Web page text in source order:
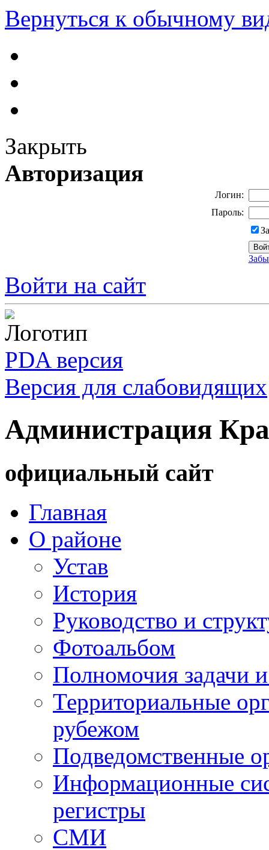
Вернуться к обычному
Закрыть
Авторизация
Логин:
Пароль:
Войти на сайт
PDA версия
Версия для слабовидящих
Администрация
официальный сайт
Главная
О районе
Устав
История
Руководство и
Фотоальбом
Полномочия задачи
Территориальные
рубежом
Подведомственные
Информационные
регистры
СМИ